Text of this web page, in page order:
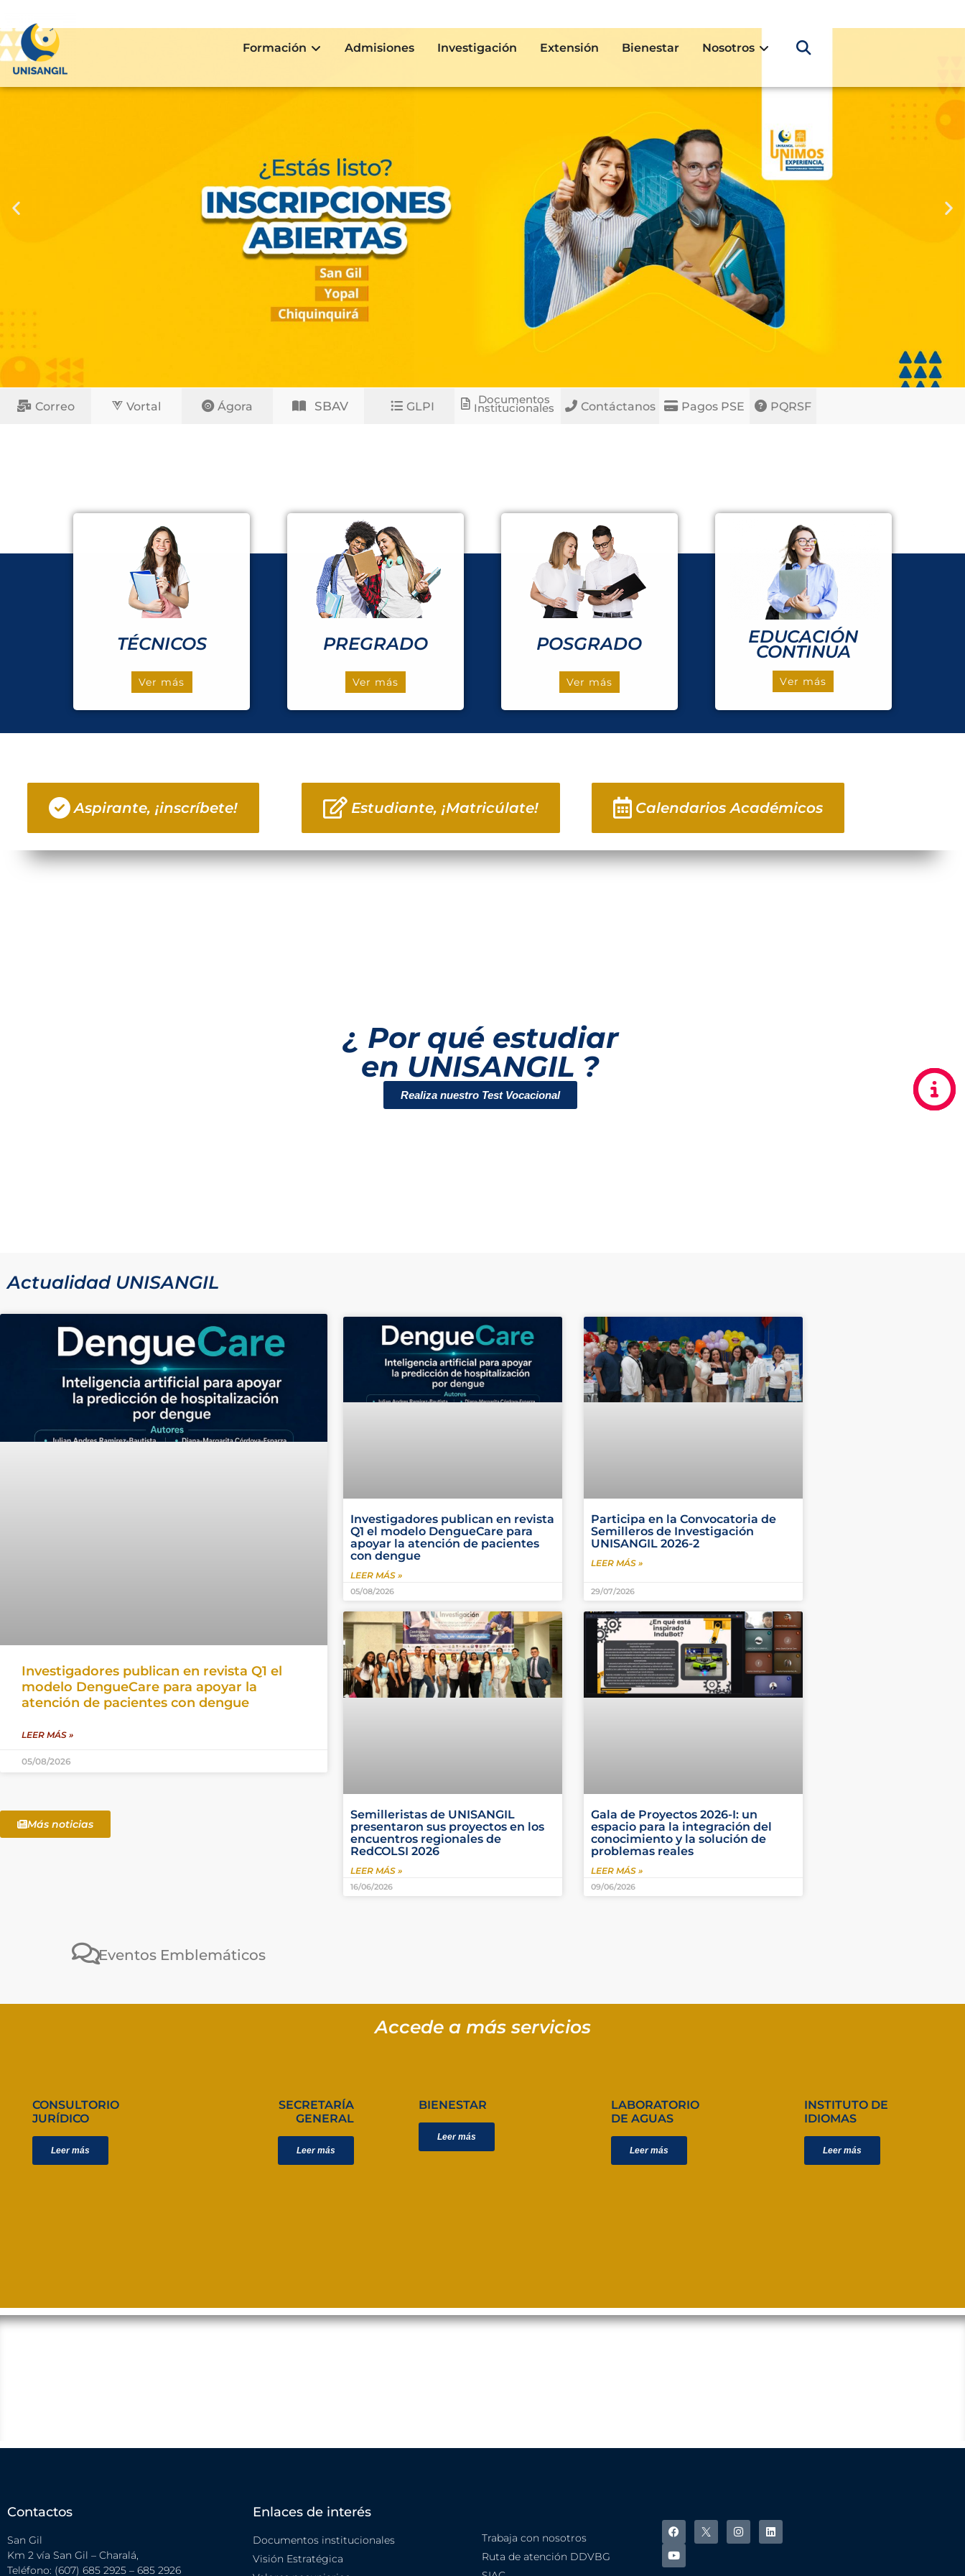
Formación Admisiones Investigación Extensión Bienestar Nosotros
Correo Vortal Ágora SBAV GLPI Documentos
Institucionales Contáctanos Pagos PSE PQRSF
TÉCNICOS
Ver más
PREGRADO
Ver más
POSGRADO
Ver más
EDUCACIÓN
CONTINUA
Ver más
Aspirante, ¡inscríbete! Estudiante, ¡Matricúlate! Calendarios Académicos
¿ Por qué estudiar
en UNISANGIL ?
Realiza nuestro Test Vocacional
Actualidad UNISANGIL
Investigadores publican en revista Q1 el
modelo DengueCare para apoyar la
atención de pacientes con dengue
LEER MÁS »
05/08/2026
Más noticias
Investigadores publican en revista
Q1 el modelo DengueCare para
apoyar la atención de pacientes
con dengue
LEER MÁS »
05/08/2026
Participa en la Convocatoria de
Semilleros de Investigación
UNISANGIL 2026-2
LEER MÁS »
29/07/2026
Semilleristas de UNISANGIL
presentaron sus proyectos en los
encuentros regionales de
RedCOLSI 2026
LEER MÁS »
16/06/2026
Gala de Proyectos 2026-I: un
espacio para la integración del
conocimiento y la solución de
problemas reales
LEER MÁS »
09/06/2026
Eventos Emblemáticos
Accede a más servicios
CONSULTORIO
JURÍDICO
Leer más
SECRETARÍA
GENERAL
Leer más
BIENESTAR
Leer más
LABORATORIO
DE AGUAS
Leer más
INSTITUTO DE
IDIOMAS
Leer más
Contactos
San Gil
Km 2 vía San Gil – Charalá,
Teléfono: (607) 685 2925 – 685 2926
Enlaces de interés
Documentos institucionales
Visión Estratégica
Trabaja con nosotros
Ruta de atención DDVBG